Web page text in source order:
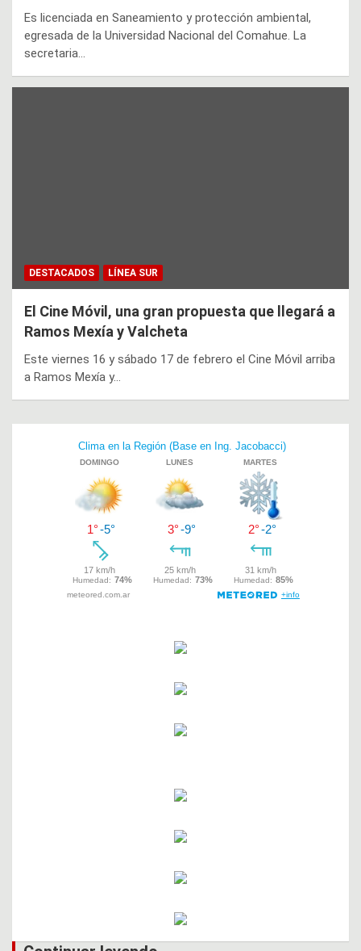
Es licenciada en Saneamiento y protección ambiental,
egresada de la Universidad Nacional del Comahue. La
secretaria…
DESTACADOS LÍNEA SUR
El Cine Móvil, una gran propuesta que llegará a
Ramos Mexía y Valcheta
Este viernes 16 y sábado 17 de febrero el Cine Móvil arriba
a Ramos Mexía y…